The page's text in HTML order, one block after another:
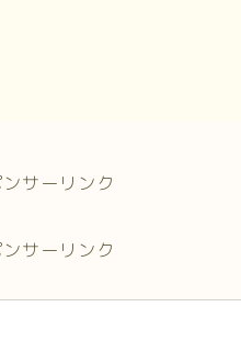
サーリンク
サーリンク